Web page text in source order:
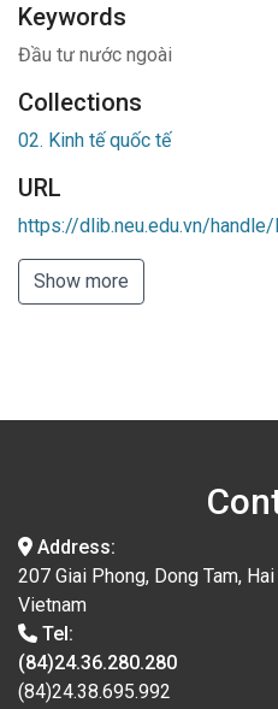
Keywords
Đầu tư nước ngoài
Collections
02. Kinh tế quốc tế
URL
https://dlib.neu.edu.vn/
Show more
Address:
207 Giai Phong, Dong Tam,
Vietnam
Tel:
(84)24.36.280.280
(84)24.38.695.992